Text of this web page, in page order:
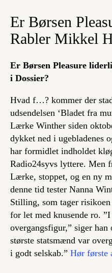
Er Børsen
Rabler Mikkel
Er Børsen Pleasure
i Dossier?
Hvad f…? kommer der
udsendelsen ‘Bladet fra
Lærke Winther siden
dykket ned i ugebladenes
har formidlet indholdet
Radio24syvs lyttere. Men
Lærke, stoppet, og en ny
denne tid tester Nanna
Stilling, som tager
for let med knusende ro.
overgangsfigur,” siger
største statsmænd var
i godt selskab.” Hør første